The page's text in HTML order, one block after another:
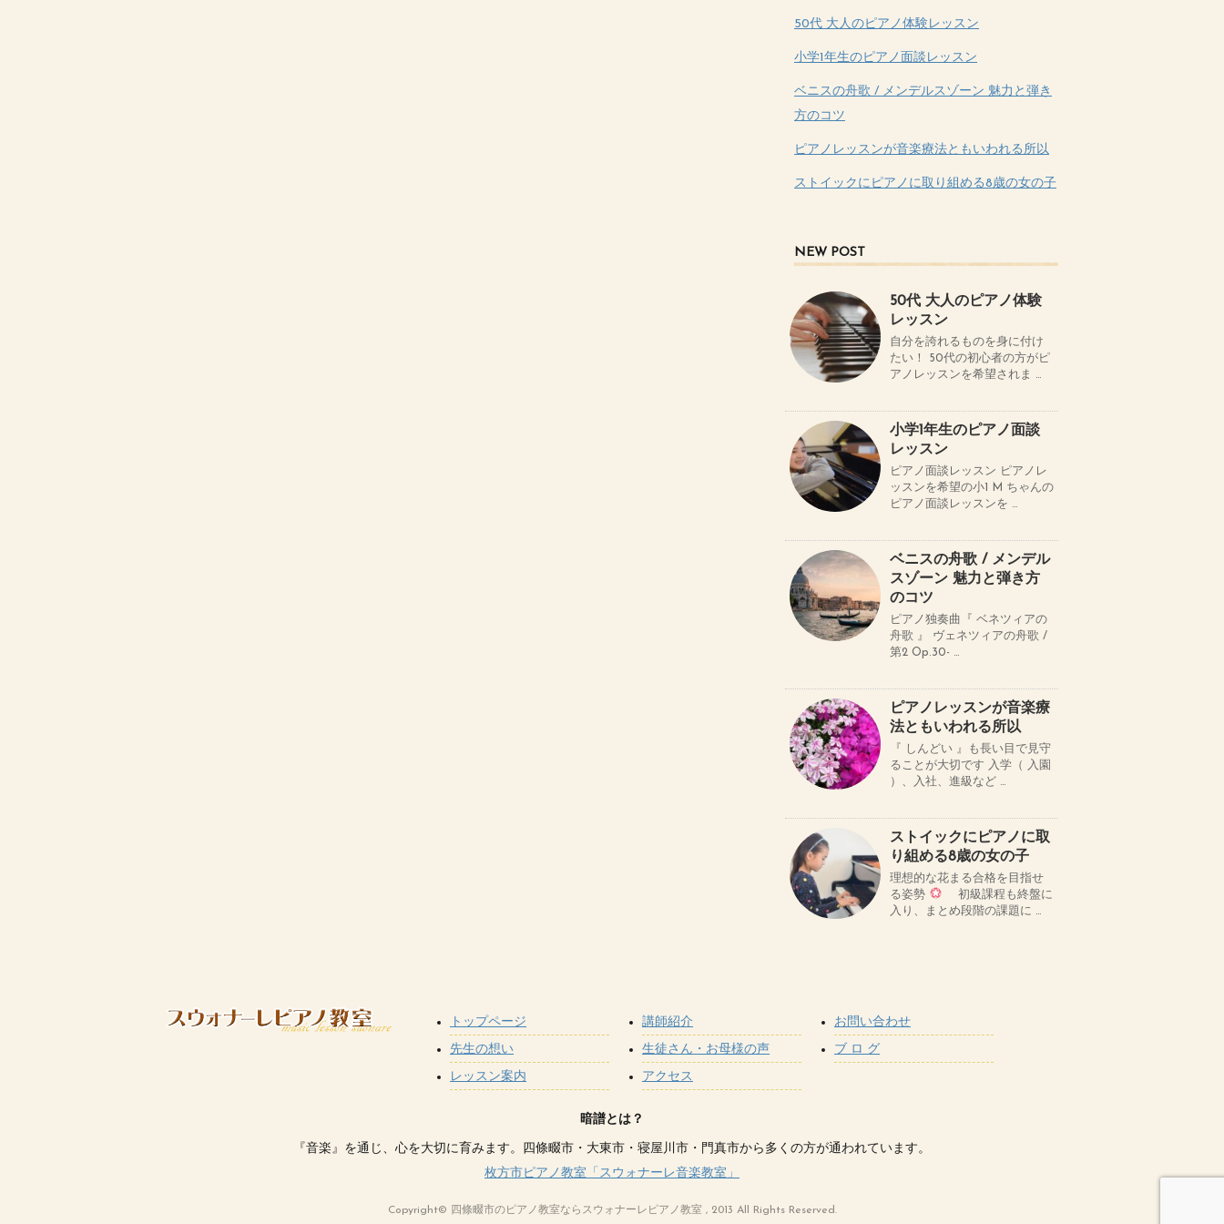
50代 大人のピアノ体験レッスン
小学1年生のピアノ面談レッスン
ベニスの舟歌 / メンデルスゾーン 魅力と弾き
方のコツ
ピアノレッスンが音楽療法ともいわれる所以
ストイックにピアノに取り組める8歳の女の子
NEW POST
50代 大人のピアノ体験
レッスン
自分を誇れるものを身に付け
たい！ 50代の初心者の方がピ
アノレッスンを希望されま …
小学1年生のピアノ面談
レッスン
ピアノ面談レッスン ピアノレ
ッスンを希望の小1 M ちゃんの
ピアノ面談レッスンを …
ベニスの舟歌 / メンデル
スゾーン 魅力と弾き方
のコツ
ピアノ独奏曲『 ベネツィアの
舟歌 』 ヴェネツィアの舟歌 /
第2 Op.30- …
ピアノレッスンが音楽療
法ともいわれる所以
『 しんどい 』も長い目で見守
ることが大切です 入学（ 入園
）、入社、進級など …
ストイックにピアノに取
り組める8歳の女の子
理想的な花まる合格を目指せ
る姿勢
初級課程も終盤に
入り、まとめ段階の課題に …
トップページ
先生の想い
レッスン案内
講師紹介
生徒さん・お母様の声
アクセス
お問い合わせ
ブ ロ グ
暗譜とは？
『音楽』を通じ、心を大切に育みます。四條畷市・大東市・寝屋川市・門真市から多くの方が通われています。
枚方市ピアノ教室「スウォナーレ音楽教室」
Copyright© 四條畷市のピアノ教室ならスウォナーレピアノ教室 , 2013 All Rights Reserved.